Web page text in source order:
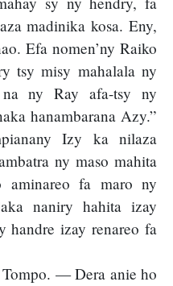
madinika kosa. Eny,
Efa nomen’ny Raiko
tsy misy mahalala ny
ny Ray afa-tsy ny
hanambarana Azy.”
Izy ka nilaza
ny maso mahita
aminareo fa maro ny
naniry hahita izay
handre izay renareo fa
— Dera anie ho